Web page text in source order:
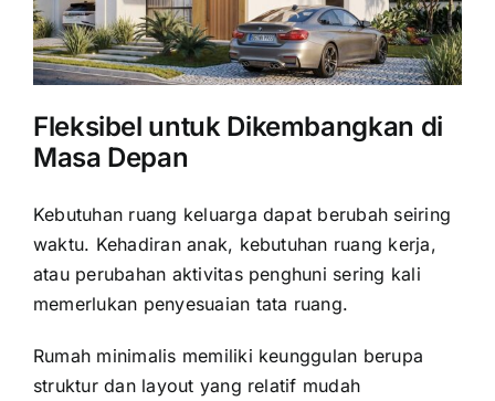
Fleksibel untuk Dikembangkan di
Masa Depan
Kebutuhan ruang keluarga dapat berubah seiring
waktu. Kehadiran anak, kebutuhan ruang kerja,
atau perubahan aktivitas penghuni sering kali
memerlukan penyesuaian tata ruang.
Rumah minimalis memiliki keunggulan berupa
struktur dan layout yang relatif mudah